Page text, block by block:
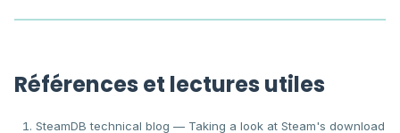
Références et lectures utiles
SteamDB technical blog — Taking a look at Steam's download